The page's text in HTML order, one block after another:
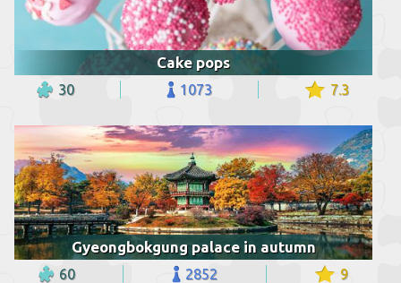
Cake pops
30 1073 7.3
Gyeongbokgung palace in autumn
60 2852 9